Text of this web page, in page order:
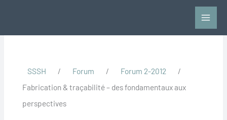
SSSH / Forum / Forum 2-2012
/
Fabrication & traçabilité – des fondamentaux aux
perspectives